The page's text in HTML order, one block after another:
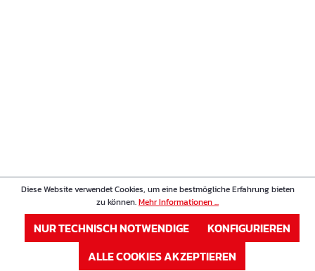
Diese Website verwendet Cookies, um eine bestmögliche Erfahrung bieten
zu können.Mehr Informationen ...
NUR TECHNISCH NOTWENDIGE
KONFIGURIEREN
ALLE COOKIES AKZEPTIEREN